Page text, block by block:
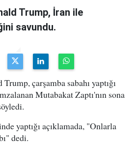
Trump, İran ile
savundu.
çarşamba sabahı yaptığı
Mutabakat Zaptı'nın sona
yaptığı açıklamada, "Onlarla
dedi.